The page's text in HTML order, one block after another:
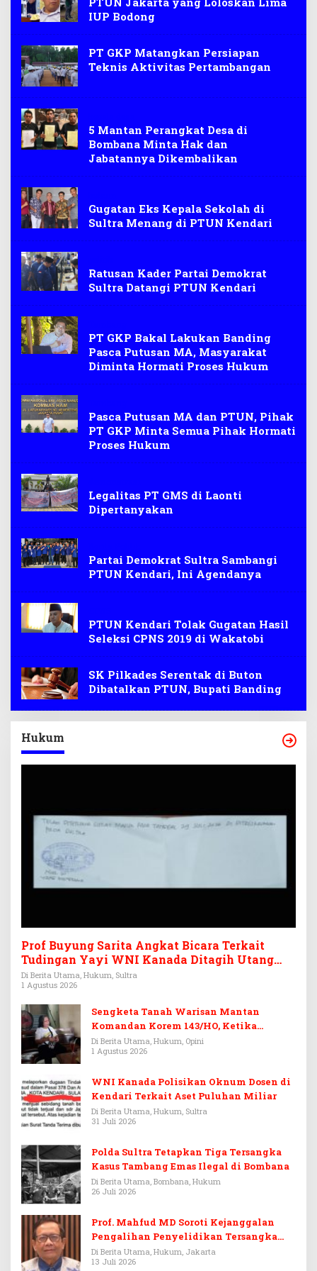
IUP Bodong
PT GKP Matangkan Persiapan
Teknis Aktivitas Pertambangan
5 Mantan Perangkat Desa di
Bombana Minta Hak dan
Jabatannya Dikembalikan
Gugatan Eks Kepala Sekolah di
Sultra Menang di PTUN Kendari
Ratusan Kader Partai Demokrat
Sultra Datangi PTUN Kendari
PT GKP Bakal Lakukan Banding
Pasca Putusan MA, Masyarakat
Diminta Hormati Proses Hukum
Pasca Putusan MA dan PTUN, Pihak
PT GKP Minta Semua Pihak Hormati
Proses Hukum
Legalitas PT GMS di Laonti
Dipertanyakan
Partai Demokrat Sultra Sambangi
PTUN Kendari, Ini Agendanya
PTUN Kendari Tolak Gugatan Hasil
Seleksi CPNS 2019 di Wakatobi
SK Pilkades Serentak di Buton
Dibatalkan PTUN, Bupati Banding
Hukum
Prof Buyung Sarita Angkat Bicara Terkait
Tudingan Yayi WNI Kanada Ditagih Utang
Rp3,6 Miliar
Di Berita Utama, Hukum, Sultra
1 Agustus 2026
Sengketa Tanah Warisan Mantan
Komandan Korem 143/HO, Ketika
Warisan Menjadi Arena Pemerasan
Di Berita Utama, Hukum, Opini
1 Agustus 2026
WNI Kanada Polisikan Oknum Dosen di
Kendari Terkait Aset Puluhan Miliar
Di Berita Utama, Hukum, Sultra
31 Juli 2026
Polda Sultra Tetapkan Tiga Tersangka
Kasus Tambang Emas Ilegal di Bombana
Di Berita Utama, Bombana, Hukum
26 Juli 2026
Prof. Mahfud MD Soroti Kejanggalan
Pengalihan Penyelidikan Tersangka
Febrie Adriansyah
Di Berita Utama, Hukum, Jakarta
13 Juli 2026